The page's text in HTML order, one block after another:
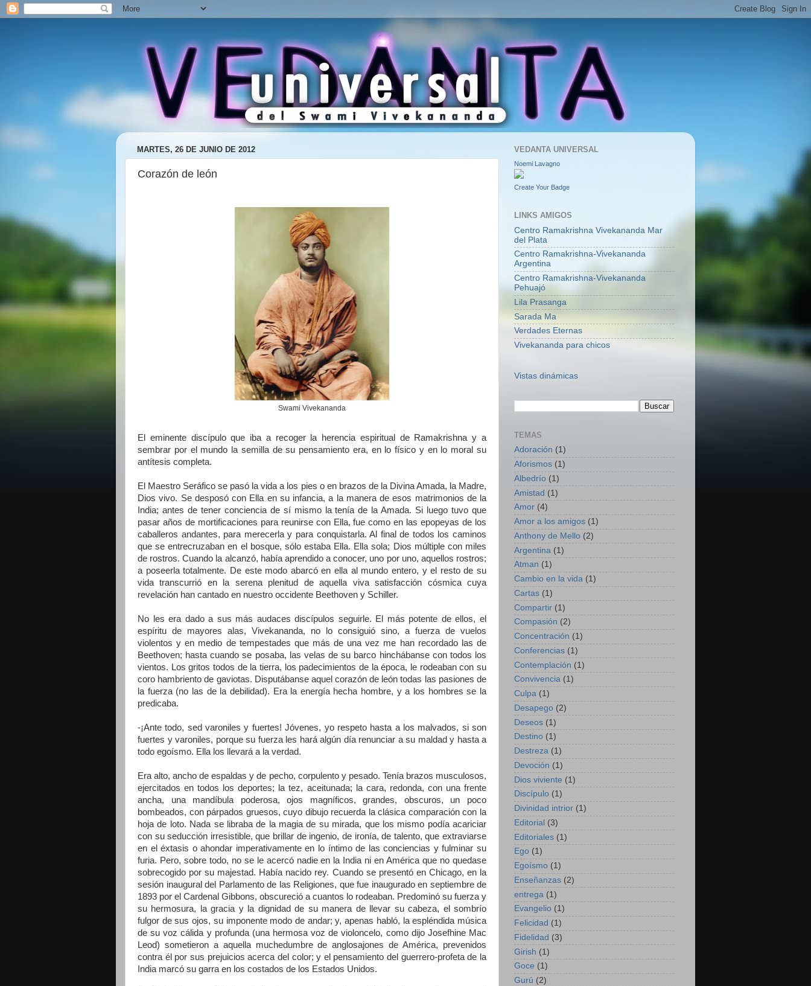
MARTES, 26 DE JUNIO DE 2012
Corazón de león
Swami Vivekananda
El eminente discípulo que iba a recoger la herencia espiritual de Ramakrishna y a
sembrar por el mundo la semilla de su pensamiento era, en lo físico y en lo moral su
antítesis completa.
El Maestro Seráfico se pasó la vida a los pies o en brazos de la Divina Amada, la Madre,
Dios vivo. Se desposó con Ella en su infancia, a la manera de esos matrimonios de la
India; antes de tener conciencia de sí mismo la tenía de la Amada. Si luego tuvo que
pasar años de mortificaciones para reunirse con Ella, fue como en las epopeyas de los
caballeros andantes, para merecerla y para conquistarla. Al final de todos los caminos
que se entrecruzaban en el bosque, sólo estaba Ella. Ella sola; Dios múltiple con miles
de rostros. Cuando la alcanzó, había aprendido a conocer, uno por uno, aquellos rostros;
a poseerla totalmente. De este modo abarcó en ella al mundo entero, y el resto de su
vida transcurrió en la serena plenitud de aquella viva satisfacción cósmica cuya
revelación han cantado en nuestro occidente Beethoven y Schiller.
No les era dado a sus más audaces discípulos seguirle. El más potente de ellos, el
espíritu de mayores alas, Vivekananda, no lo consiguió sino, a fuerza de vuelos
violentos y en medio de tempestades que más de una vez me han recordado las de
Beethoven; hasta cuando se posaba, las velas de su barco hinchábanse con todos los
vientos. Los gritos todos de la tierra, los padecimientos de la época, le rodeaban con su
coro hambriento de gaviotas. Disputábanse aquel corazón de león todas las pasiones de
la fuerza (no las de la debilidad). Era la energía hecha hombre, y a los hombres se la
predicaba.
-¡Ante todo, sed varoniles y fuertes! Jóvenes, yo respeto hasta a los malvados, si son
fuertes y varoniles, porque su fuerza les hará algún día renunciar a su maldad y hasta a
todo egoísmo. Ella los llevará a la verdad.
Era alto, ancho de espaldas y de pecho, corpulento y pesado. Tenía brazos musculosos,
ejercitados en todos los deportes; la tez, aceitunada; la cara, redonda, con una frente
ancha, una mandíbula poderosa, ojos magníficos, grandes, obscuros, un poco
bombeados, con párpados gruesos, cuyo dibujo recuerda la clásica comparación con la
hoja de loto. Nada se libraba de la magia de su mirada, que los mismo podía acariciar
con su seducción irresistible, que brillar de ingenio, de ironía, de talento, que extraviarse
en el éxtasis o ahondar imperativamente en lo íntimo de las conciencias y fulminar su
furia. Pero, sobre todo, no se le acercó nadie en la India ni en América que no quedase
sobrecogido por su majestad. Había nacido rey. Cuando se presentó en Chicago, en la
sesión inaugural del Parlamento de las Religiones, que fue inaugurado en septiembre de
1893 por el Cardenal Gibbons, obscureció a cuantos lo rodeaban. Predominó su fuerza y
su hermosura, la gracia y la dignidad de su manera de llevar su cabeza, el sombrío
fulgor de sus ojos, su imponente modo de andar; y, apenas habló, la espléndida música
de su voz cálida y profunda (una hermosa voz de violoncelo, como dijo Josefhine Mac
Leod) sometieron a aquella muchedumbre de anglosajones de América, prevenidos
contra él por sus prejuicios acerca del color; y el pensamiento del guerrero-profeta de la
India marcó su garra en los costados de los Estados Unidos.
VEDANTA UNIVERSAL
Noemi Lavagno
Create Your Badge
LINKS AMIGOS
Centro Ramakrishna Vivekananda Mar
del Plata
Centro Ramakrishna-Vivekananda
Argentina
Centro Ramakrishna-Vivekananda
Pehuajó
Lila Prasanga
Sarada Ma
Verdades Eternas
Vivekananda para chicos
Vistas dinámicas
TEMAS
Adoración (1)
Aforismos (1)
Albedrío (1)
Amistad (1)
Amor (4)
Amor a los amigos (1)
Anthony de Mello (2)
Argentina (1)
Atman (1)
Cambio en la vida (1)
Cartas (1)
Compartir (1)
Compasión (2)
Concentración (1)
Conferencias (1)
Contemplación (1)
Convivencia (1)
Culpa (1)
Desapego (2)
Deseos (1)
Destino (1)
Destreza (1)
Devoción (1)
Dios viviente (1)
Discípulo (1)
Divinidad intrior (1)
Editorial (3)
Editoriales (1)
Ego (1)
Egoísmo (1)
Enseñanzas (2)
entrega (1)
Evangelio (1)
Felicidad (1)
Fidelidad (3)
Girish (1)
Goce (1)
Gurú (2)